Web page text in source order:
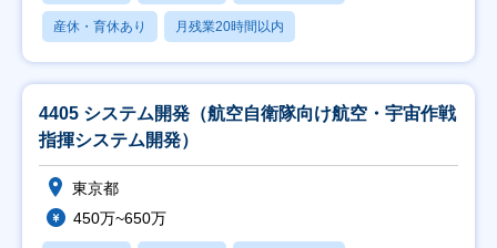
産休・育休あり 月残業20時間以内
4405 システム開発（航空自衛隊向け航空・宇宙作戦
指揮システム開発）
東京都
450万~650万